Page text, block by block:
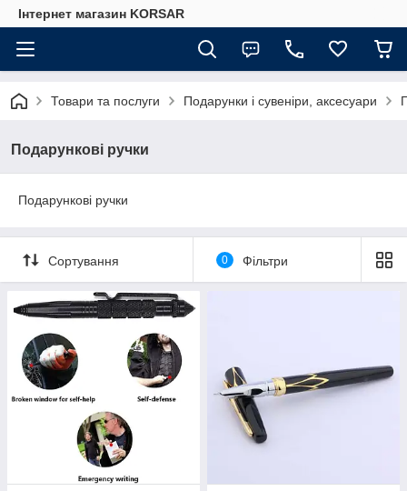
Iнтернет магазин KORSAR
Товари та послуги Подарунки і сувеніри, аксесуари
Подарункові ручки
Подарункові ручки
Сортування 0 Фільтри